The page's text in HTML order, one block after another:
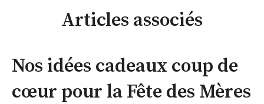
Articles associés
Nos idées cadeaux coup de
cœur pour la Fête des Mères